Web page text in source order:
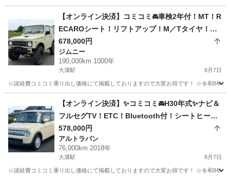
羽犬塚駅 ワゴンＲ
【オンライン決済】コミコミ🚘車検2年付！MT！R
ECAROシート！リフトアップ！M／Tタイヤ！ジ
ムニー！
678,000円
ジムニー
190,000km 1000年
大溝駅 8月7日
☆諸経費コミコミ乗り出し価格にて掲載しておりますので大変お得です！ ☆令和8年
大溝駅 ジムニー
【オンライン決済】✨コミコミ🚘H30年式✨ナビ＆
フルセグTV！ETC！Bluetooth付！シートヒータ
ー！オートライト！アルトラパン！
578,000円
アルトラパン
76,000km 2018年
大溝駅 8月7日
☆諸経費コミコミ乗り出し価格にて掲載しておりますので大変お得です！ ☆令和8年